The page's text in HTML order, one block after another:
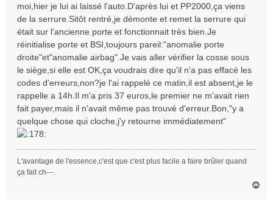
a
g
e
moi,hier je lui ai laissé l'auto.D'après lui et PP2000,ça viens
de la serrure.Sitôt rentré,je démonte et remet la serrure qui
était sur l'ancienne porte et fonctionnait très bien.Je
réinitialise porte et BSI,toujours pareil:"anomalie porte
droite"et"anomalie airbag".Je vais aller vérifier la cosse sous
le siège,si elle est OK,ça voudrais dire qu'il n'a pas effacé les
codes d'erreurs,non?je l'ai rappelé ce matin,il est absent,je le
rappelle a 14h.Il m'a pris 37 euros,le premier ne m'avait rien
fait payer,mais il n'avait même pas trouvé d'erreur.Bon,"y a
quelque chose qui cloche,j'y retourne immédiatement"
L'avantage de l'essence,c'est que c'est plus facile a faire brûler quand
ça fait ch---.